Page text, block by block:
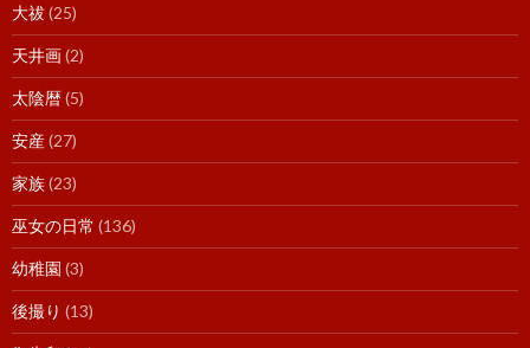
大祓(25)
天井画(2)
太陰暦(5)
安産(27)
家族(23)
巫女の日常 (136)
幼稚園 (3)
後撮り (13)